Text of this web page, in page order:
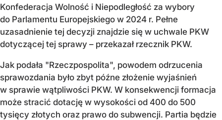
Konfederacja Wolność i Niepodległość za wybory
do Parlamentu Europejskiego w 2024 r. Pełne
uzasadnienie tej decyzji znajdzie się w uchwale PKW
dotyczącej tej sprawy – przekazał rzecznik PKW.
Jak podała "Rzeczpospolita", powodem odrzucenia
sprawozdania było zbyt późne złożenie wyjaśnień
w sprawie wątpliwości PKW. W konsekwencji formacja
może stracić dotację w wysokości od 400 do 500
tysięcy złotych oraz prawo do subwencji. Partia będzie